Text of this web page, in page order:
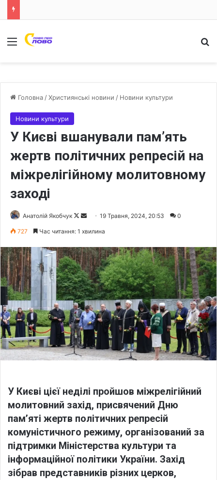
Меню
Головна /Християнські новини / Новини культури
Новини культури
У Києві вшанували пам’ять
жертв політичних репресій на
міжрелігійному молитовному
заході
Анатолій Якобчук
F
l
o
w
o
n
X
d
a
n
e
m
a
i
l
19 Травня, 2024, 20:53 0
727 Час читання: 1 хвилина
У Києві цієї неділі пройшов міжрелігійний
молитовний захід, присвячений Дню
пам’яті жертв політичних репресій
комуністичного режиму, організований за
підтримки Міністерства культури та
інформаційної політики України. Захід
зібрав представників різних церков,